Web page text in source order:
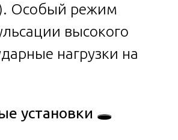
Особый режим
высокого
нагрузки на
установки 🕳️